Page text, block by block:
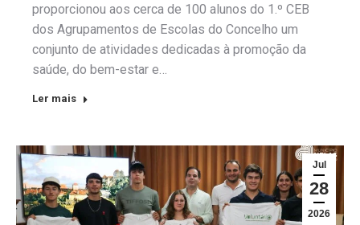
proporcionou aos cerca de 100 alunos do 1.º CEB
dos Agrupamentos de Escolas do Concelho um
conjunto de atividades dedicadas à promoção da
saúde, do bem-estar e…
Ler mais
Jul
28
2026